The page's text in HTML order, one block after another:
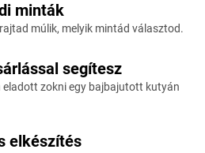
minták
múlik, melyik mintád választod.
segítesz
eladott zokni egy bajbajutott kutyán
elkészítés